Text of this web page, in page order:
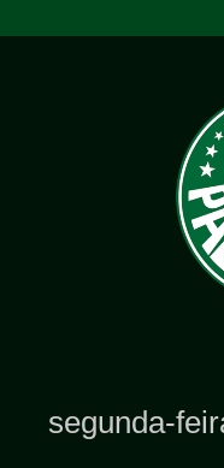
segunda-